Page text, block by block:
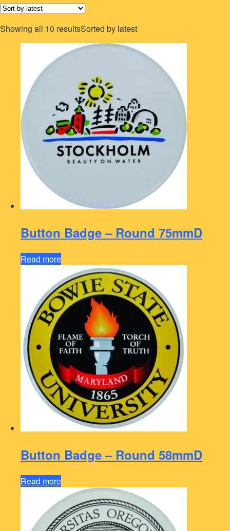
Showing all 10 resultsSorted by latest
Button Badge – Round 75mmD
Read more
Button Badge – Round 58mmD
Read more